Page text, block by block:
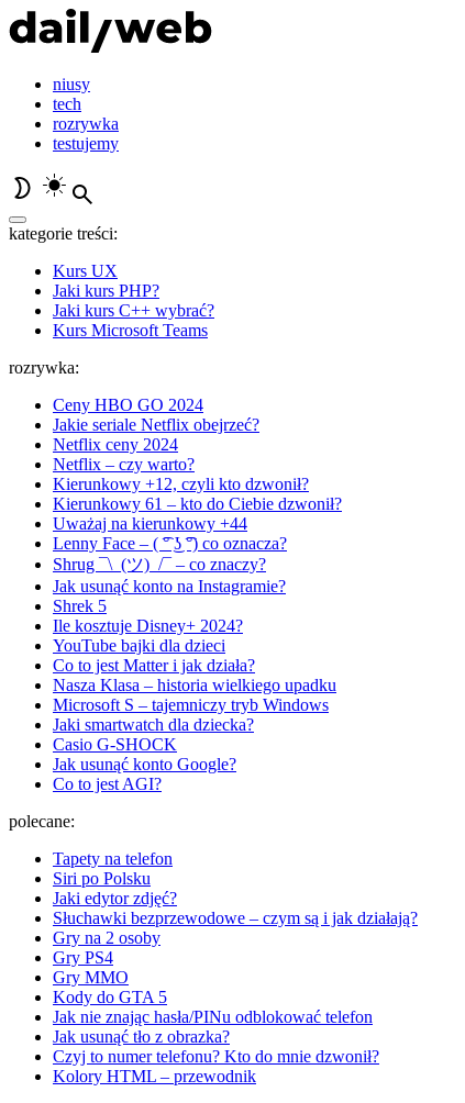
niusy
tech
rozrywka
testujemy
kategorie treści:
Kurs UX
Jaki kurs PHP?
Jaki kurs C++ wybrać?
Kurs Microsoft Teams
rozrywka:
Ceny HBO GO 2024
Jakie seriale Netflix obejrzeć?
Netflix ceny 2024
Netflix – czy warto?
Kierunkowy +12, czyli kto dzwonił?
Kierunkowy 61 – kto do Ciebie dzwonił?
Uważaj na kierunkowy +44
Lenny Face – ( ͡° ͜ʖ ͡°) co oznacza?
Shrug ¯\_(ツ)_/¯ – co znaczy?
Jak usunąć konto na Instagramie?
Shrek 5
Ile kosztuje Disney+ 2024?
YouTube bajki dla dzieci
Co to jest Matter i jak działa?
Nasza Klasa – historia wielkiego upadku
Microsoft S – tajemniczy tryb Windows
Jaki smartwatch dla dziecka?
Casio G-SHOCK
Jak usunąć konto Google?
Co to jest AGI?
polecane:
Tapety na telefon
Siri po Polsku
Jaki edytor zdjęć?
Słuchawki bezprzewodowe – czym są i jak działają?
Gry na 2 osoby
Gry PS4
Gry MMO
Kody do GTA 5
Jak nie znając hasła/PINu odblokować telefon
Jak usunąć tło z obrazka?
Czyj to numer telefonu? Kto do mnie dzwonił?
Kolory HTML – przewodnik